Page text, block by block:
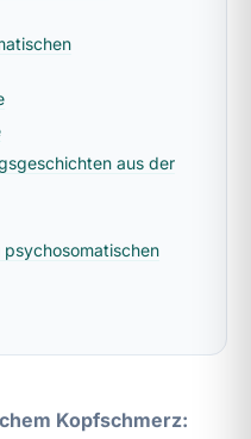
aus der
Kopfschmerz: